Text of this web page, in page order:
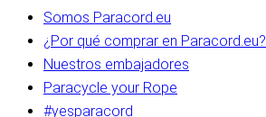
Somos Paracord.eu
¿Por qué comprar en Paracord.eu?
Nuestros embajadores
Paracycle your Rope
#yesparacord